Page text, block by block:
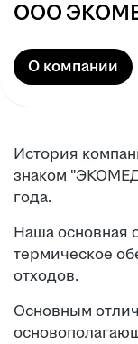
ООО
О компании
История
знаком
года.
Наша основная
термическое
отходов.
Основным